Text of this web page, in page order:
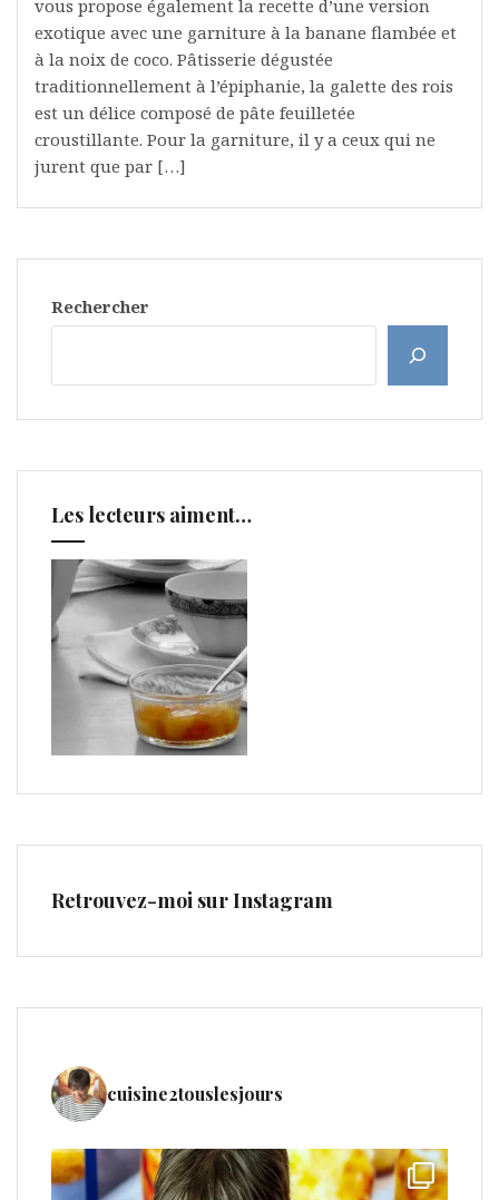
vous propose également la recette d’une version
exotique avec une garniture à la banane flambée et
à la noix de coco. Pâtisserie dégustée
traditionnellement à l’épiphanie, la galette des rois
est un délice composé de pâte feuilletée
croustillante. Pour la garniture, il y a ceux qui ne
jurent que par […]
Rechercher
Les lecteurs aiment…
Retrouvez-moi sur Instagram
cuisine2touslesjours